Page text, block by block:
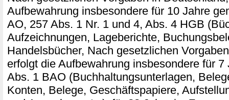
Aufbewahrung insbesondere für 10 Jahre
AO, 257 Abs. 1 Nr. 1 und 4, Abs. 4 HGB
Aufzeichnungen, Lageberichte,
Handelsbücher, Nach gesetzlichen
erfolgt die Aufbewahrung insbesondere für 7
Abs. 1 BAO (Buchhaltungsunterlagen,
Konten, Belege, Geschäftspapiere,